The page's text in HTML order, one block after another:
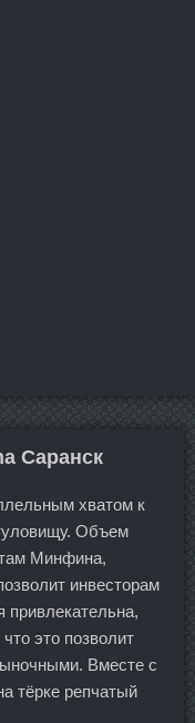
Саранск
хватом к
Объем
Минфина,
инвесторам
привлекательна,
это позволит
Вместе с
тёрке репчатый